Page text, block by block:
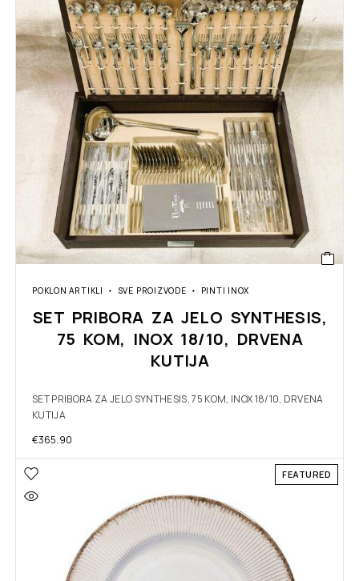
POKLON ARTIKLI SVE PROIZVODE PINTI INOX
SET PRIBORA ZA JELO SYNTHESIS,
75 KOM, INOX 18/10, DRVENA
KUTIJA
SET PRIBORA ZA JELO SYNTHESIS, 75 KOM, INOX 18/10, DRVENA
KUTIJA
€365.90
FEATURED